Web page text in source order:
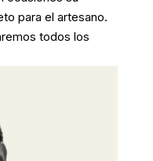
para el artesano.
todos los